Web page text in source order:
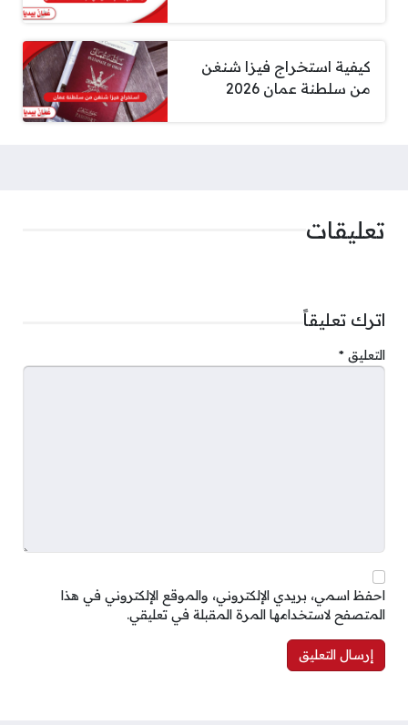
كيفية استخراج فيزا شنغن
من سلطنة عمان 2026
تعليقات
اترك تعليقاً
التعليق *
احفظ اسمي، بريدي الإلكتروني، والموقع الإلكتروني في هذا
المتصفح لاستخدامها المرة المقبلة في تعليقي.